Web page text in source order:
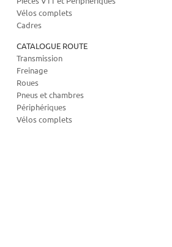
Vélos complets
Cadres
CATALOGUE ROUTE
Transmission
Freinage
Roues
Pneus et chambres
Périphériques
Vélos complets